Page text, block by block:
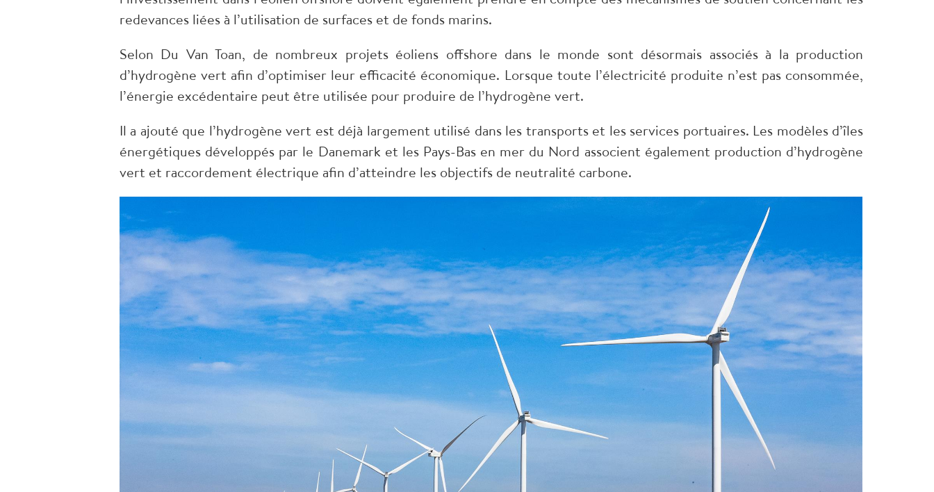
redevances liées à l’utilisation de surfaces et de fonds marins.
Selon Du Van Toan, de nombreux projets éoliens offshore dans le monde sont désormais associés à la production
d’hydrogène vert afin d’optimiser leur efficacité économique. Lorsque toute l’électricité produite n’est pas consommée,
l’énergie excédentaire peut être utilisée pour produire de l’hydrogène vert.
Il a ajouté que l’hydrogène vert est déjà largement utilisé dans les transports et les services portuaires. Les modèles d’îles
énergétiques développés par le Danemark et les Pays-Bas en mer du Nord associent également production d’hydrogène
vert et raccordement électrique afin d’atteindre les objectifs de neutralité carbone.